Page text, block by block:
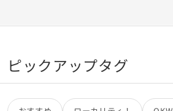
ピックアップタグ